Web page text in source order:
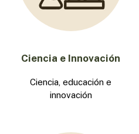
Ciencia e Innovación
Ciencia, educación e
innovación